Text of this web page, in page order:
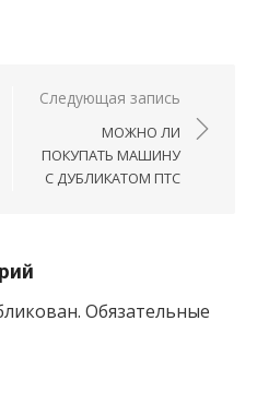
Следующая запись
МОЖНО ЛИ
ПОКУПАТЬ МАШИНУ
С ДУБЛИКАТОМ ПТС
Обязательные